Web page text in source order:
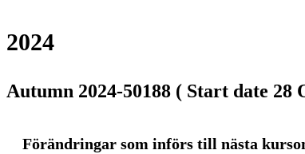
2024
Autumn 2024-50188 ( Start date 28
Förändringar som införs till nästa